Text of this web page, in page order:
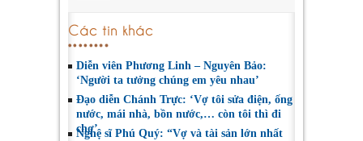
Các tin khác
Diễn viên Phương Linh – Nguyên Bảo:
‘Người ta tưởng chúng em yêu nhau’
Đạo diễn Chánh Trực: ‘Vợ tôi sửa điện, ống
nước, mái nhà, bồn nước,… còn tôi thì đi
chợ’
Nghệ sĩ Phú Quý: “Vợ và tài sản lớn nhất